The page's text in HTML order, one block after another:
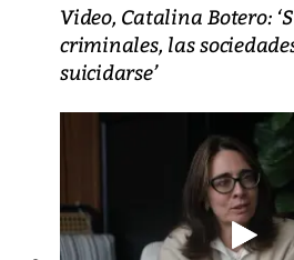
Video, Catalina Botero:
criminales, las
suicidarse’